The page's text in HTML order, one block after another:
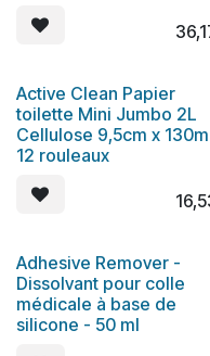
Active Clean Papier
toilette Mini Jumbo 2L
Cellulose 9,5cm x
12 rouleaux
Adhesive Remover -
Dissolvant pour colle
médicale à base de
silicone - 50 ml